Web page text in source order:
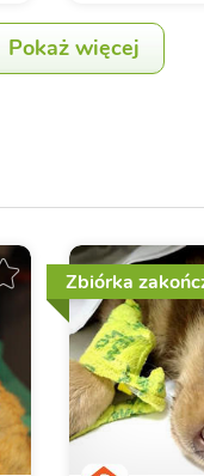
Pokaż więcej
Zbiórka